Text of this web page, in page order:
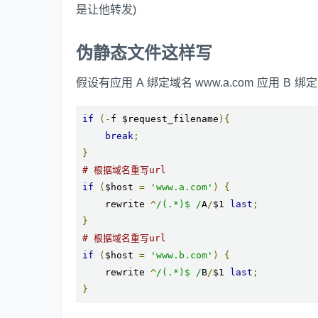
是让他转发)
伪静态文件这样写
假设有应用 A 绑定域名 www.a.com 应用 B 绑
if (- f $request_filename ){
break ;
}
# 根据域名重写url
if
( $host = 'www.a.com' )
{
    rewrite
^ /(.*)$ /A/$1 last ;
}
# 根据域名重写url
if
( $host = 'www.b.com' )
{
    rewrite
^ /(.*)$ /B/$1 last ;
}